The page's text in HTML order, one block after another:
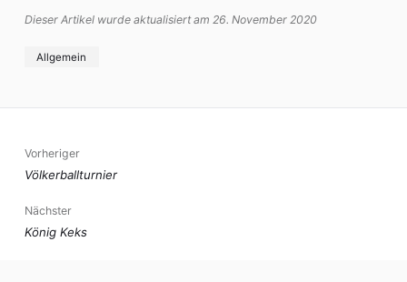
Dieser Artikel wurde aktualisiert am 26. November 2020
Allgemein
Vorheriger
Völkerballturnier
Nächster
König Keks